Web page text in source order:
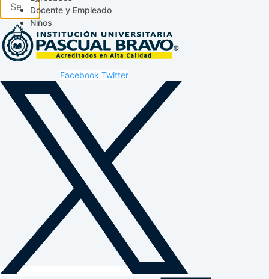
Docente y Empleado
Niños
Facebook Twitter